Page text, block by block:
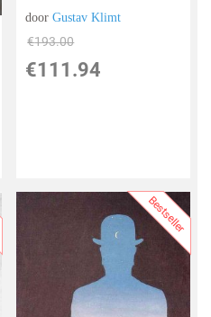
doorGustav Klimt
€193.00
€111.94
Bestseller